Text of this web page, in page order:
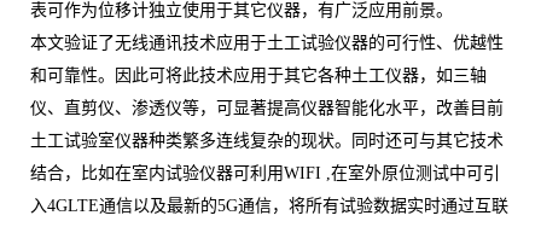
表可作为位移计独立使用于其它仪器，有广泛应用前景。
本文验证了无线通讯技术应用于土工试验仪器的可行性、优越性
和可靠性。因此可将此技术应用于其它各种土工仪器，如三轴
仪、直剪仪、渗透仪等，可显著提高仪器智能化水平，改善目前
土工试验室仪器种类繁多连线复杂的现状。同时还可与其它技术
结合，比如在室内试验仪器可利用WIFI ,在室外原位测试中可引
入4GLTE通信以及最新的5G通信，将所有试验数据实时通过互联